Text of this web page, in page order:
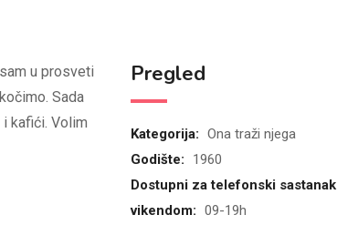
u prosveti
Sada
kafići. Volim
Pregled
Kategorija: Ona traži njega
Godište:
1960
Dostupni za telefonski sastanak
vikendom: 09-19h